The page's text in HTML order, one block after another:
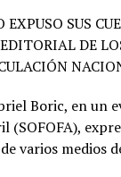
EXPUSO SUS
DE
Boric, en un
(SOFOFA),
varios medios